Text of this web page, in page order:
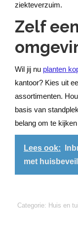
ziekteverzuim.
Zelf
Wil jij nu planten
kantoor? Kies uit
assortimenten.
basis van
belang om te
Lees ook:
met
Categorie: Huis en